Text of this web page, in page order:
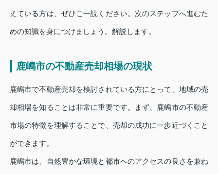
えている方は、ぜひご一読ください。次のステップへ進むた
めの知識を身につけましょう。解説します。
鹿嶋市の不動産売却相場の現状
鹿嶋市で不動産売却を検討されている方にとって、地域の売
却相場を知ることは非常に重要です。まず、鹿嶋市の不動産
市場の特徴を理解することで、売却の成功に一歩近づくこと
ができます。
鹿嶋市は、自然豊かな環境と都市へのアクセスの良さを兼ね